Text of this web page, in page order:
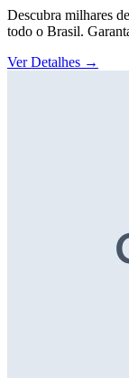
Descubra milhares
todo o Brasil.
Ver Detalhes →